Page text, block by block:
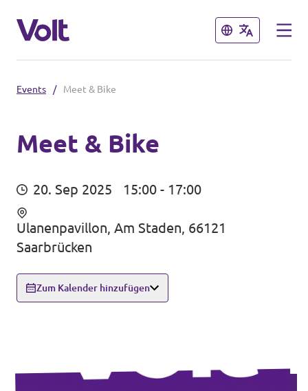
Schließen
Volt im Saarland
Startseite
Volt in Deutschland
Website
Volt in deinem Bundesland
Schließen
Über Volt
Menschen
Neuigkeiten
Events / Meet & Bike
Meet & Bike
20. Sep 2025 15:00 - 17:00
Ulanenpavillon, Am Staden, 66121
Saarbrücken
Zum Kalender hinzufügen